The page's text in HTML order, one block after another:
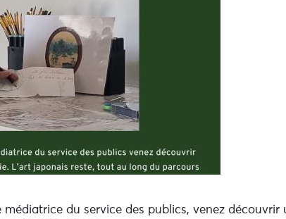
du service des publics, venez